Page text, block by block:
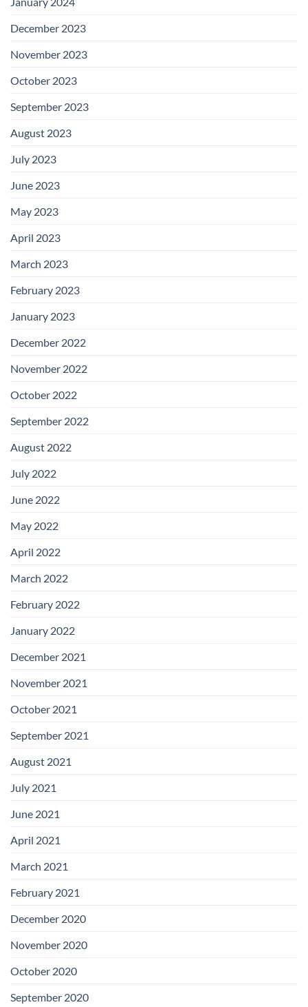
December 2023
November 2023
October 2023
September 2023
August 2023
July 2023
June 2023
May 2023
April 2023
March 2023
February 2023
January 2023
December 2022
November 2022
October 2022
September 2022
August 2022
July 2022
June 2022
May 2022
April 2022
March 2022
February 2022
January 2022
December 2021
November 2021
October 2021
September 2021
August 2021
July 2021
June 2021
April 2021
March 2021
February 2021
December 2020
November 2020
October 2020
September 2020